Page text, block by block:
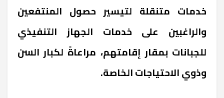
خدمات متنقلة لتيسير حصول المنتفعين
والراغبين على خدمات الجهاز التنفيذي
للجبانات بمقار إقامتهم، مراعاةً لكبار السن
وذوي الاحتياجات الخاصة.